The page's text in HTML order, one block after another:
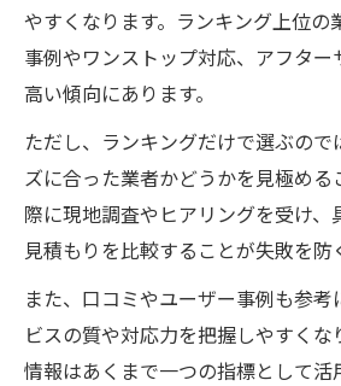
やすくなります。ランキング上位の
事例やワンストップ対応、アフタ
高い傾向にあります。
ただし、ランキングだけで選ぶので
ズに合った業者かどうかを見極める
際に現地調査やヒアリングを受け、
見積もりを比較することが失敗を防
また、口コミやユーザー事例も参考
ビスの質や対応力を把握しやすく
情報はあくまで一つの指標として